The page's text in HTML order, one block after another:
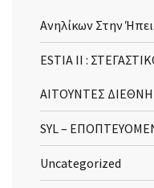
Ανηλίκων Στην
ESTIA II :
ΑΙΤΟΥΝΤΕΣ
SYL –
Uncategorized